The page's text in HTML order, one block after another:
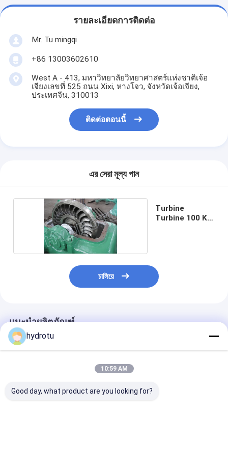
รายละเอียดการติดต่อ
Mr. Tu mingqi
+86 13003602610
West A - 413, มหาวิทยาลัยวิทยาศาสตร์แห่งชาติเจ้อ
เจียงเลขที่ 525 ถนน Xixi, หางโจว, จังหวัดเจ้อเจียง,
ประเทศจีน, 310013
ติดต่อตอนนี้
এর সেরা মূল্য পান
Turbine
Turbine 100 KW
চালিয়ে
แนะนำผลิตภัณฑ์
hydrotu
10:59 AM
Good day, what product are you looking for?